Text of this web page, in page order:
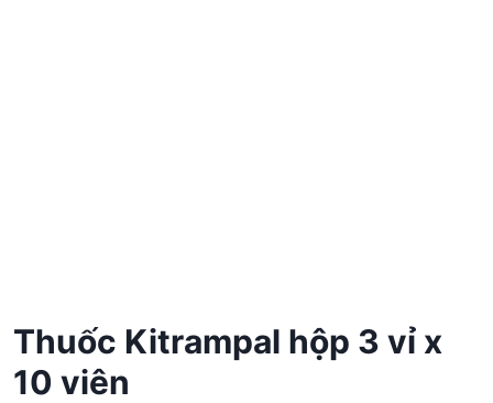
Thuốc Kitrampal hộp 3 vỉ x
10 viên